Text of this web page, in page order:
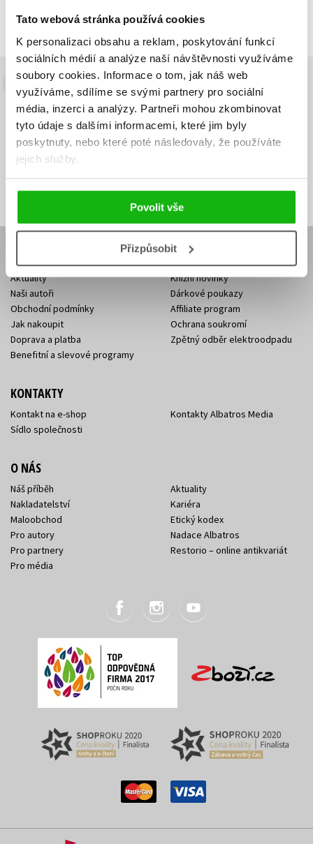
Tato webová stránka používá cookies
K personalizaci obsahu a reklam, poskytování funkcí
sociálních médií a analýze naší návštěvnosti využíváme
soubory cookies. Informace o tom, jak náš web
využíváme, sdílíme se svými partnery pro sociální
média, inzerci a analýzy. Partneři mohou zkombinovat
tyto údaje s dalšími informacemi, které jim byly
poskytnuty, nebo které poté následovaly, že používáte
jejich služby.
Povolit vše
Přizpůsobit
Předchozí 1 Další
Budete to vědět jako první!
Zajímá Vás, jaký knižní hit právě vychází, na jaké zboží je výhodná
sleva, jaká běží soutěž o ceny? Přihlášením k odběru našich e-
mailových novineksouhlasíte se zpracováním osobních údajů.
mailová
adresa
mailová
adresa
Vaše e-mailová adresa Přihlásit se
Aktuality
Naši autoři
Obchodní podmínky
Jak nakoupit
Doprava a platba
Benefitní a slevové programy
Knižní novinky
Dárkové poukazy
Affiliate program
Ochrana soukromí
Zpětný odběr elektroodpadu
KONTAKTY
Kontakt na e-shop
Sídlo společnosti
Kontakty Albatros Media
O NÁS
Náš příběh
Nakladatelství
Maloobchod
Pro autory
Pro partnery
Pro média
Aktuality
Kariéra
Etický kodex
Nadace Albatros
Restorio – online antikvariát